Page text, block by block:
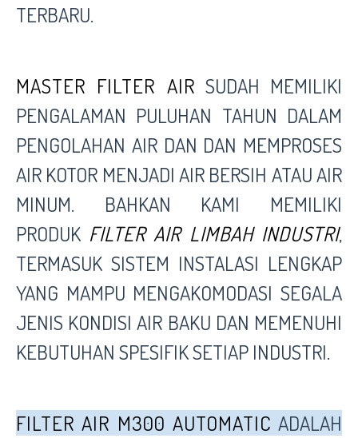
TERBARU.
MASTER FILTER AIR SUDAH MEMILIKI
PENGALAMAN PULUHAN TAHUN DALAM
PENGOLAHAN AIR DAN DAN MEMPROSES
AIR KOTOR MENJADI AIR BERSIH ATAU AIR
MINUM. BAHKAN KAMI MEMILIKI
PRODUK FILTER AIR LIMBAH INDUSTRI,
TERMASUK SISTEM INSTALASI LENGKAP
YANG MAMPU MENGAKOMODASI SEGALA
JENIS KONDISI AIR BAKU DAN MEMENUHI
KEBUTUHAN SPESIFIK SETIAP INDUSTRI.
FILTER AIR M300 AUTOMATIC ADALAH